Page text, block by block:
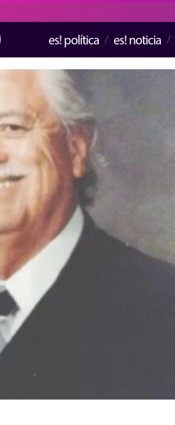
es! política es! noticia